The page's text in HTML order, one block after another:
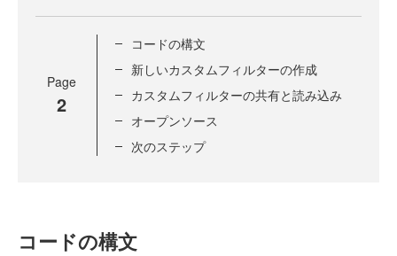
Page
2
コードの構文
新しいカスタムフィルターの作成
カスタムフィルターの共有と読み込み
オープンソース
次のステップ
コードの構文